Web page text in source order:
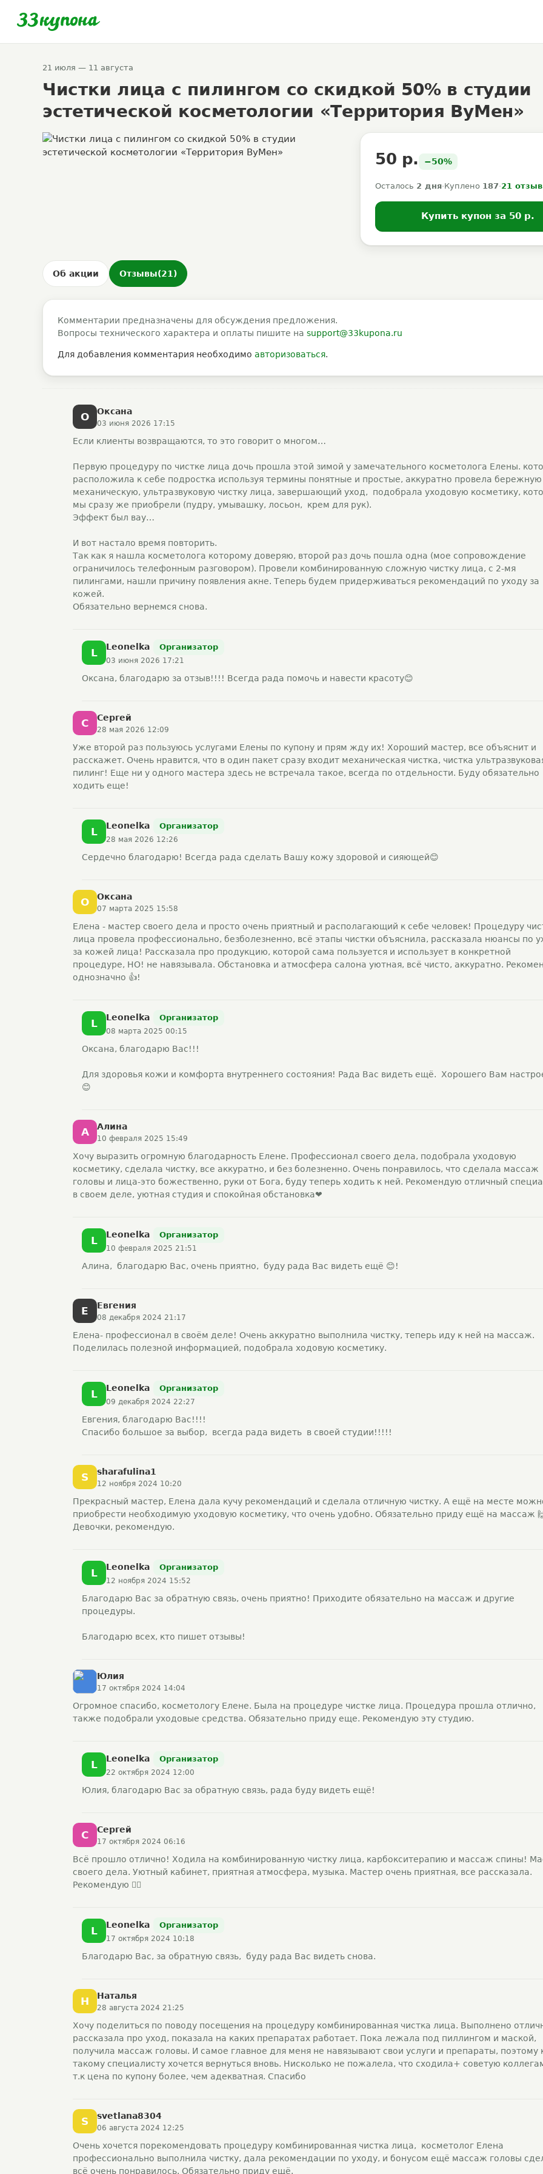
21 июля — 11 августа
Чистки лица с пилингом со скидкой 50% в студии
эстетической косметологии «Территория ВуМен»
50 р. −50%
Осталось 2 дня·Куплено 187·21 отзыв
Купить купон за 50 р.
Об акции Отзывы(21)
Комментарии предназначены для обсуждения предложения.
Вопросы технического характера и оплаты пишите на support@33kupona.ru
Для добавления комментария необходимо авторизоваться.
О Оксана
03 июня 2026 17:15
Если клиенты возвращаются, то это говорит о многом…
Первую процедуру по чистке лица дочь прошла этой зимой у замечательного косметолога Елены.
расположила к себе подростка используя термины понятные и простые, аккуратно провела бережную
механическую, ультразвуковую чистку лица, завершающий уход, подобрала уходовую косметику,
мы сразу же приобрели (пудру, умывашку, лосьон, крем для рук).
Эффект был вау…
И вот настало время повторить.
Так как я нашла косметолога которому доверяю, второй раз дочь пошла одна (мое сопровождение
ограничилось телефонным разговором). Провели комбинированную сложную чистку лица, с 2-мя
пилингами, нашли причину появления акне. Теперь будем придерживаться рекомендаций по уходу за
кожей.
Обязательно вернемся снова.
L Leonelka Организатор
03 июня 2026 17:21
Оксана, благодарю за отзыв!!!! Всегда рада помочь и навести красоту😊
С Сергей
28 мая 2026 12:09
Уже второй раз пользуюсь услугами Елены по купону и прям жду их! Хороший мастер, все объяснит и
расскажет. Очень нравится, что в один пакет сразу входит механическая чистка, чистка
пилинг! Еще ни у одного мастера здесь не встречала такое, всегда по отдельности. Буду обязательно
ходить еще!
L Leonelka Организатор
28 мая 2026 12:26
Сердечно благодарю! Всегда рада сделать Вашу кожу здоровой и сияющей😊
О Оксана
07 марта 2025 15:58
Елена - мастер своего дела и просто очень приятный и располагающий к себе человек! Процедуру
лица провела профессионально, безболезненно, всё этапы чистки объяснила, рассказала нюансы по
за кожей лица! Рассказала про продукцию, которой сама пользуется и использует в конкретной
процедуре, НО! не навязывала. Обстановка и атмосфера салона уютная, всё чисто, аккуратно.
однозначно 👍!
L Leonelka Организатор
08 марта 2025 00:15
Оксана, благодарю Вас!!!
Для здоровья кожи и комфорта внутреннего состояния! Рада Вас видеть ещё. Хорошего Вам
😊
А Алина
10 февраля 2025 15:49
Хочу выразить огромную благодарность Елене. Профессионал своего дела, подобрала уходовую
косметику, сделала чистку, все аккуратно, и без болезненно. Очень понравилось, что сделала массаж
головы и лица-это божественно, руки от Бога, буду теперь ходить к ней. Рекомендую отличный
в своем деле, уютная студия и спокойная обстановка❤️
L Leonelka Организатор
10 февраля 2025 21:51
Алина, благодарю Вас, очень приятно, буду рада Вас видеть ещё 😊!
Е Евгения
08 декабря 2024 21:17
Елена- профессионал в своём деле! Очень аккуратно выполнила чистку, теперь иду к ней на массаж.
Поделилась полезной информацией, подобрала ходовую косметику.
L Leonelka Организатор
09 декабря 2024 22:27
Евгения, благодарю Вас!!!!
Спасибо большое за выбор, всегда рада видеть в своей студии!!!!!
S sharafulina1
12 ноября 2024 10:20
Прекрасный мастер, Елена дала кучу рекомендаций и сделала отличную чистку. А ещё на месте
приобрести необходимую уходовую косметику, что очень удобно. Обязательно приду ещё на массаж
Девочки, рекомендую.
L Leonelka Организатор
12 ноября 2024 15:52
Благодарю Вас за обратную связь, очень приятно! Приходите обязательно на массаж и другие
процедуры.
Благодарю всех, кто пишет отзывы!
Юлия
17 октября 2024 14:04
Огромное спасибо, косметологу Елене. Была на процедуре чистке лица. Процедура прошла отлично,
также подобрали уходовые средства. Обязательно приду еще. Рекомендую эту студию.
L Leonelka Организатор
22 октября 2024 12:00
Юлия, благодарю Вас за обратную связь, рада буду видеть ещё!
С Сергей
17 октября 2024 06:16
Всё прошло отлично! Ходила на комбинированную чистку лица, карбокситерапию и массаж спины!
своего дела. Уютный кабинет, приятная атмосфера, музыка. Мастер очень приятная, все рассказала.
Рекомендую 👍🏻
L Leonelka Организатор
17 октября 2024 10:18
Благодарю Вас, за обратную связь, буду рада Вас видеть снова.
Н Наталья
28 августа 2024 21:25
Хочу поделиться по поводу посещения на процедуру комбинированная чистка лица. Выполнено
рассказала про уход, показала на каких препаратах работает. Пока лежала под пиллингом и маской,
получила массаж головы. И самое главное для меня не навязывают свои услуги и препараты, поэтому
такому специалисту хочется вернуться вновь. Нисколько не пожалела, что сходила+ советую
т.к цена по купону более, чем адекватная. Спасибо
S svetlana8304
06 августа 2024 12:25
Очень хочется порекомендовать процедуру комбинированная чистка лица, косметолог Елена
профессионально выполнила чистку, дала рекомендации по уходу, и бонусом ещё массаж головы
всё очень понравилось. Обязательно приду ещё.